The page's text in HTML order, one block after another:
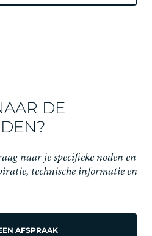
DE
naar je specifieke noden en
technische informatie en
AFSPRAAK